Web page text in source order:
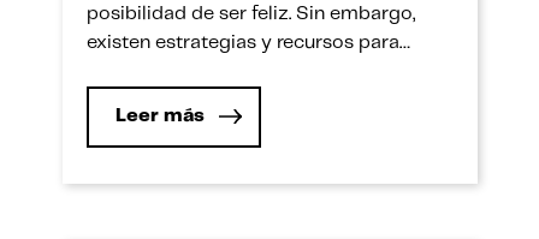
posibilidad de ser feliz. Sin embargo,
existen estrategias y recursos para
Naciones Unidas instituyó el 20 de
Felicidad. Se entiende con esta […]
Leer más